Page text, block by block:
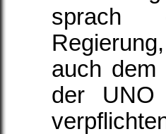
sprach
auch dem
der UNO